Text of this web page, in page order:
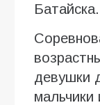
Батайска.
девушки